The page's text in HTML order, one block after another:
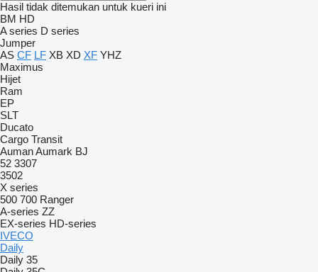
Hasil tidak ditemukan untuk kueri ini
BM HD
A series D series
Jumper
AS CF LF XB XD XF YHZ
Maximus
Hijet
Ram
EP
SLT
Ducato
Cargo Transit
AumanAumark BJ
52 3307
3502
X series
500 700 Ranger
A-series ZZ
EX-series HD-series
IVECO
Daily
Daily 35